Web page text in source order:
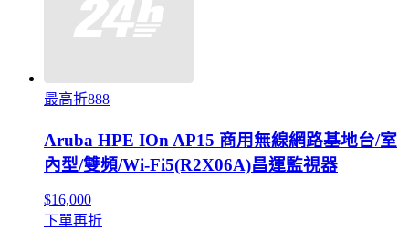
最高折888
Aruba HPE IOn AP15 商用無線網路基地台/室
內型/雙頻/Wi-Fi5(R2X06A)昌運監視器
$16,000
下單再折